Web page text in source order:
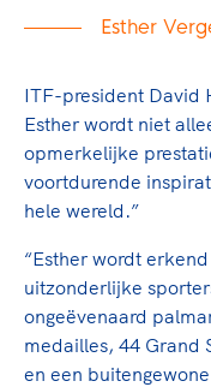
Esther
ITF-president David
Esther wordt niet
opmerkelijke
voortdurende
hele wereld.”
“Esther wordt
uitzonderlijke
ongeëvenaard
medailles, 44 Grand
en een